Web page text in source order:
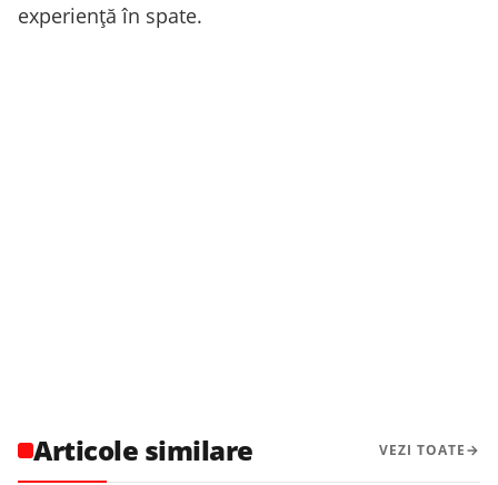
experiență în spate.
Articole similare VEZI TOATE